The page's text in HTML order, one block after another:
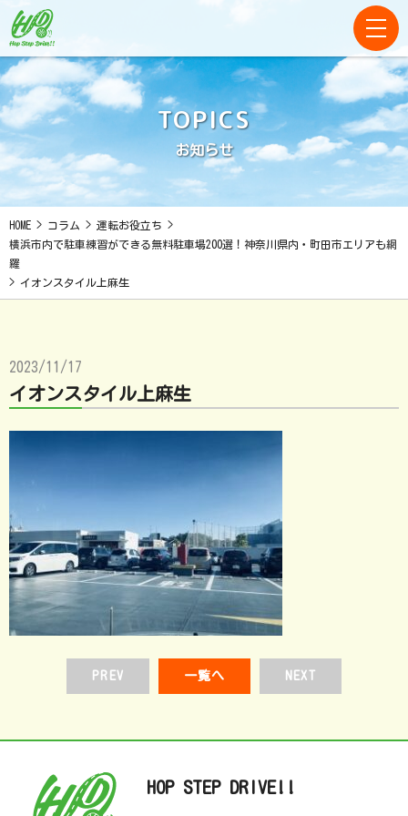
TOPICS
お知らせ
HOME > コラム > 運転お役立ち >
横浜市内で駐車練習ができる無料駐車場200選！神奈川県内・町田市エリアも網
羅
> イオンスタイル上麻生
2023/11/17
イオンスタイル上麻生
PREV 一覧へ NEXT
HOP STEP DRIVE!!